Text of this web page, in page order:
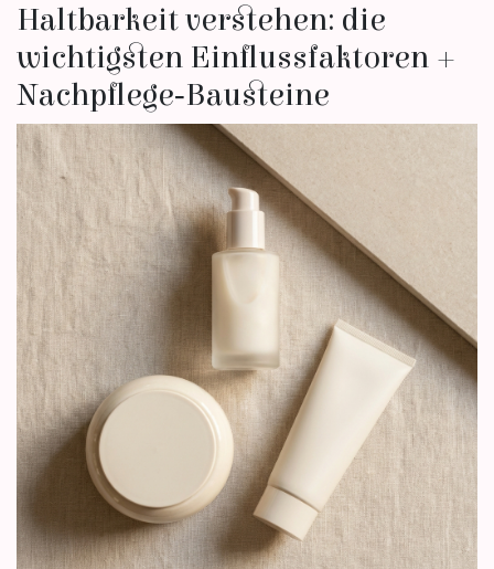
Haltbarkeit verstehen: die
wichtigsten Einflussfaktoren +
Nachpflege‑Bausteine